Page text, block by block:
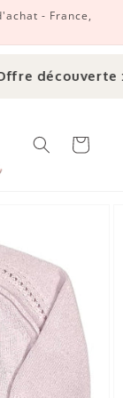
- France,
découverte :
Panier